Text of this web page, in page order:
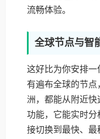
流畅体验。
全球节点与智
这好比为你安排一
有遍布全球的节
洲，都能从附近
功能，它能实时
接切换到最快、最